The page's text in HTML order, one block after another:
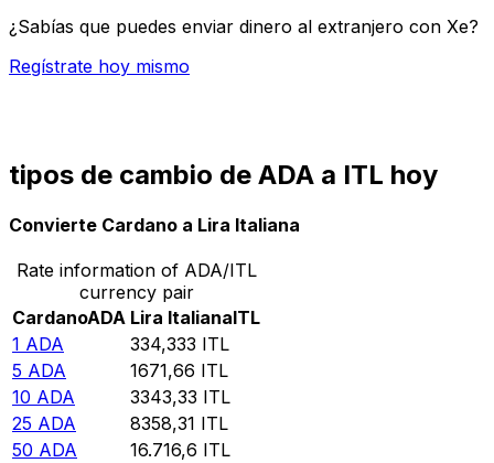
¿Sabías que puedes enviar dinero al extranjero con Xe?
Regístrate hoy mismo
tipos de cambio de ADA a ITL hoy
Convierte Cardano a Lira Italiana
Rate information of ADA/ITL
currency pair
CardanoADA Lira ItalianaITL
1 ADA 334,333 ITL
5 ADA 1671,66 ITL
10 ADA 3343,33 ITL
25 ADA 8358,31 ITL
50 ADA 16.716,6 ITL